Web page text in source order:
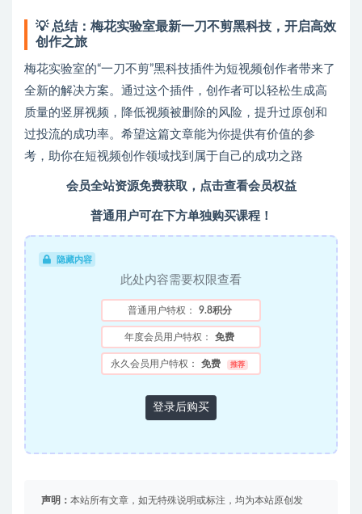
💡 总结：梅花实验室最新一刀不剪黑科技，开启高效
创作之旅
梅花实验室的“一刀不剪”黑科技插件为短视频创作者带来了
全新的解决方案。通过这个插件，创作者可以轻松生成高
质量的竖屏视频，降低视频被删除的风险，提升过原创和
过投流的成功率。希望这篇文章能为你提供有价值的参
考，助你在短视频创作领域找到属于自己的成功之路
会员全站资源免费获取，点击查看会员权益
普通用户可在下方单独购买课程！
隐藏内容
此处内容需要权限查看
普通用户特权： 9.8积分
年度会员用户特权： 免费
永久会员用户特权： 免费 推荐
登录后购买
声明： 本站所有文章，如无特殊说明或标注，均为本站原创发